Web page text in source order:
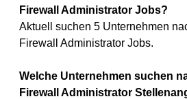
Firewall Administrator Jobs?
Aktuell suchen 5 Unternehmen
Firewall Administrator Jobs.
Welche Unternehmen suchen
Firewall Administrator